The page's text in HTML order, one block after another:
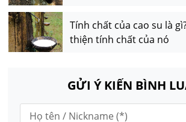
Tính chất của cao su là
thiện tính chất của nó
GỬI Ý KIẾN BÌNH